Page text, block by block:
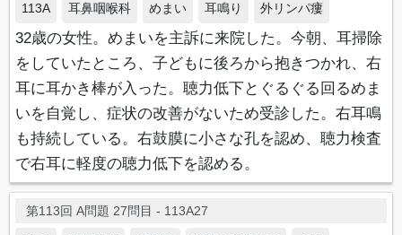
113A 耳鼻咽喉科 めまい 耳鳴り 外リンパ瘻
32歳の女性。めまいを主訴に来院した。今朝、耳掃除
をしていたところ、子どもに後ろから抱きつかれ、右
耳に耳かき棒が入った。聴力低下とぐるぐる回るめま
いを自覚し、症状の改善がないため受診した。右耳鳴
も持続している。右鼓膜に小さな孔を認め、聴力検査
で右耳に軽度の聴力低下を認める。
第113回 A問題 27問目 - 113A27